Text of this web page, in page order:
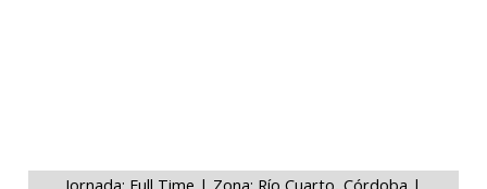
Jornada: Full Time | Zona: Río Cuarto, Córdoba |